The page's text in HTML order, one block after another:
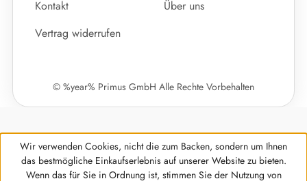
Kontakt
Über uns
Vertrag widerrufen
© %year% Primus GmbH Alle Rechte Vorbehalten
Wir verwenden Cookies, nicht die zum Backen, sondern um Ihnen
das bestmögliche Einkaufserlebnis auf unserer Website zu bieten.
Wenn das für Sie in Ordnung ist, stimmen Sie der Nutzung von